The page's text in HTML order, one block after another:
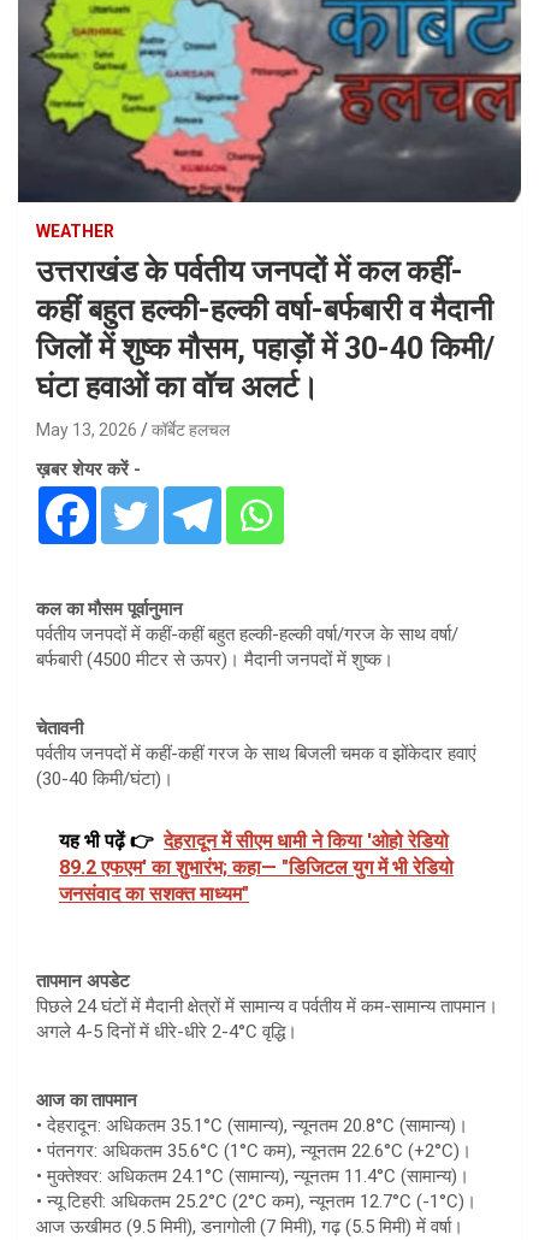
WEATHER
उत्तराखंड के पर्वतीय जनपदों में कल कहीं-
कहीं बहुत हल्की-हल्की वर्षा-बर्फबारी व मैदानी
जिलों में शुष्क मौसम, पहाड़ों में 30-40 किमी/
घंटा हवाओं का वॉच अलर्ट।
May 13, 2026 कॉर्बेट हलचल
ख़बर शेयर करें -
कल का मौसम पूर्वानुमान
पर्वतीय जनपदों में कहीं-कहीं बहुत हल्की-हल्की वर्षा/गरज के साथ वर्षा/
बर्फबारी (4500 मीटर से ऊपर)। मैदानी जनपदों में शुष्क।
चेतावनी
पर्वतीय जनपदों में कहीं-कहीं गरज के साथ बिजली चमक व झोंकेदार हवाएं
(30-40 किमी/घंटा)।
यह भी पढ़ें 👉 देहरादून में सीएम धामी ने किया 'ओहो रेडियो
89.2 एफएम' का शुभारंभ; कहा— "डिजिटल युग में भी रेडियो
जनसंवाद का सशक्त माध्यम"
तापमान अपडेट
पिछले 24 घंटों में मैदानी क्षेत्रों में सामान्य व पर्वतीय में कम-सामान्य तापमान।
अगले 4-5 दिनों में धीरे-धीरे 2-4°C वृद्धि।
आज का तापमान
• देहरादून: अधिकतम 35.1°C (सामान्य), न्यूनतम 20.8°C (सामान्य)।
• पंतनगर: अधिकतम 35.6°C (1°C कम), न्यूनतम 22.6°C (+2°C)।
• मुक्तेश्वर: अधिकतम 24.1°C (सामान्य), न्यूनतम 11.4°C (सामान्य)।
• न्यू टिहरी: अधिकतम 25.2°C (2°C कम), न्यूनतम 12.7°C (-1°C)।
आज ऊखीमठ (9.5 मिमी), डनागोली (7 मिमी), गढ़ (5.5 मिमी) में वर्षा।